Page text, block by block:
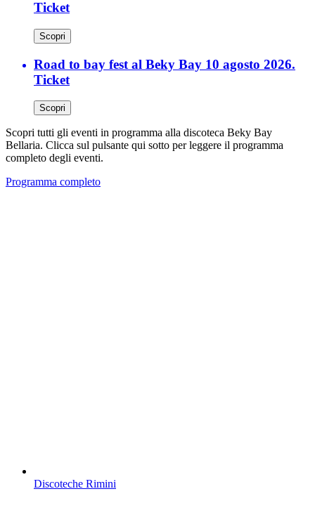
Ticket
Scopri
Road to bay fest al Beky Bay 10 agosto 2026.
Ticket
Scopri
Scopri tutti gli eventi in programma alla discoteca Beky Bay
Bellaria. Clicca sul pulsante qui sotto per leggere il programma
completo degli eventi.
Programma completo
Discoteche Rimini